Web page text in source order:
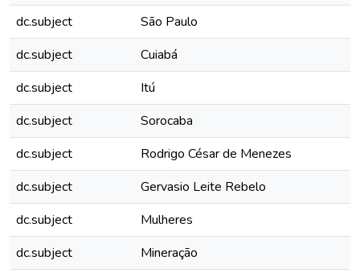
dc.subject
São Paulo
dc.subject
Cuiabá
dc.subject
Itú
dc.subject
Sorocaba
dc.subject
Rodrigo César de Menezes
dc.subject
Gervasio Leite Rebelo
dc.subject
Mulheres
dc.subject
Mineração